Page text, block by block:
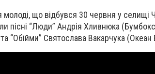
що відбувся 30 червня у селищі
пісні “Люди” Андрія Хливнюка
“Обійми” Святослава Вакарчука (Океан